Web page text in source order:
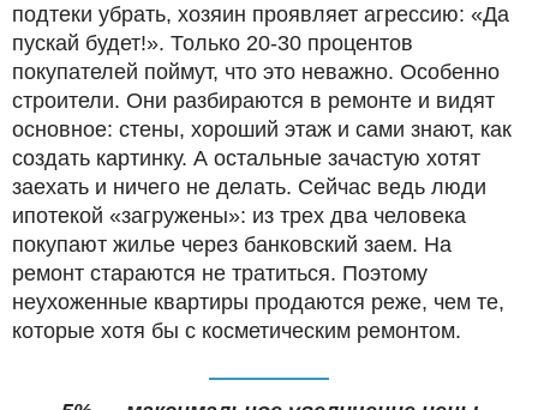
подтеки убрать, хозяин проявляет агрессию: «Да
пускай будет!». Только 20-30 процентов
покупателей поймут, что это неважно. Особенно
строители. Они разбираются в ремонте и видят
основное: стены, хороший этаж и сами знают, как
создать картинку. А остальные зачастую хотят
заехать и ничего не делать. Сейчас ведь люди
ипотекой «загружены»: из трех два человека
покупают жилье через банковский заем. На
ремонт стараются не тратиться. Поэтому
неухоженные квартиры продаются реже, чем те,
которые хотя бы с косметическим ремонтом.